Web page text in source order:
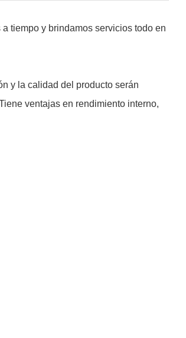
tiempo y brindamos servicios todo en
y la calidad del producto serán
ventajas en rendimiento interno,